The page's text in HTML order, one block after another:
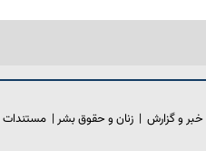
خبر و گزارش |زنان و حقوق بشر |مستندات